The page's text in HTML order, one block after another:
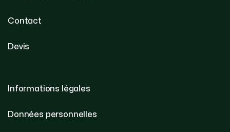
Contact
Devis
Informations légales
Données personnelles